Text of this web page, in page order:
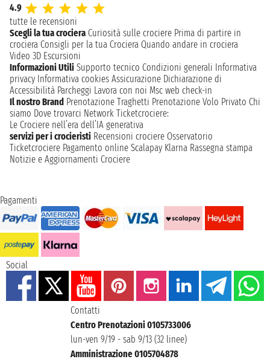
4.9
tutte le recensioni
Scegli la tua crociera Curiosità sulle crociere Prima di partire in
crociera Consigli per la tua Crociera Quando andare in crociera
Video 3D Escursioni
Informazioni Utili Supporto tecnico Condizioni generali Informativa
privacy Informativa cookies Assicurazione Dichiarazione di
Accessibilità Parcheggi Lavora con noi Msc web check-in
Il nostro Brand Prenotazione Traghetti Prenotazione Volo Privato Chi
siamo Dove trovarci Network Ticketcrociere:
Le Crociere nell’era dell’IA generativa
servizi per i crocieristi Recensioni crociere Osservatorio
Ticketcrociere Pagamento online Scalapay Klarna Rassegna stampa
Notizie e Aggiornamenti Crociere
Pagamenti
Social
Contatti
Centro Prenotazioni 0105733006
lun-ven 9/19 - sab 9/13 (32 linee)
Amministrazione 0105704878